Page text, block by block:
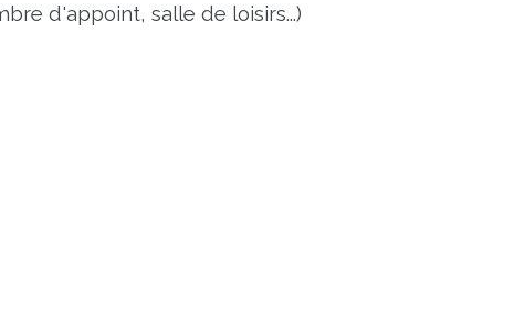
d'appoint, salle de loisirs...)